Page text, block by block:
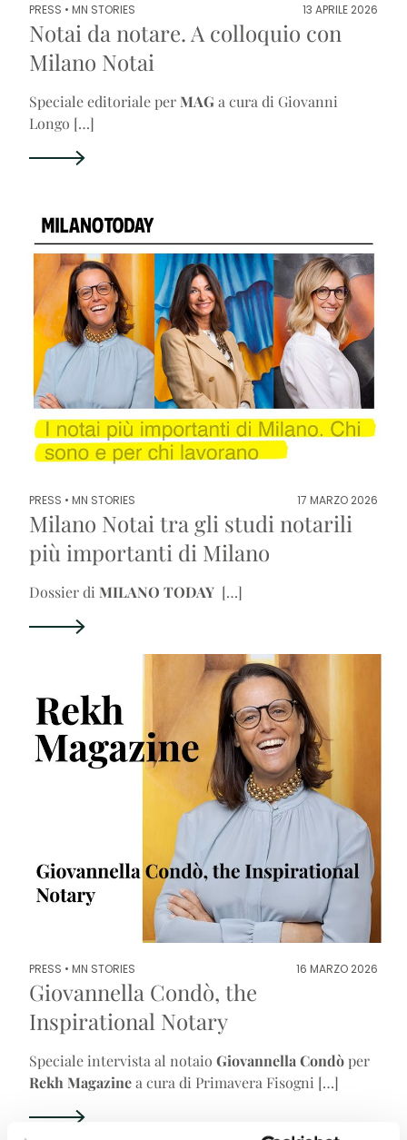
PRESS • MN STORIES 13 APRILE 2026
Notai da notare. A colloquio con
Milano Notai
Speciale editoriale per MAG a cura di Giovanni
Longo […]
PRESS • MN STORIES 17 MARZO 2026
Milano Notai tra gli studi notarili
più importanti di Milano
Dossier di MILANO TODAY […]
PRESS • MN STORIES 16 MARZO 2026
Giovannella Condò, the
Inspirational Notary
Speciale intervista al notaio Giovannella Condò per
Rekh Magazinea cura di Primavera Fisogni […]